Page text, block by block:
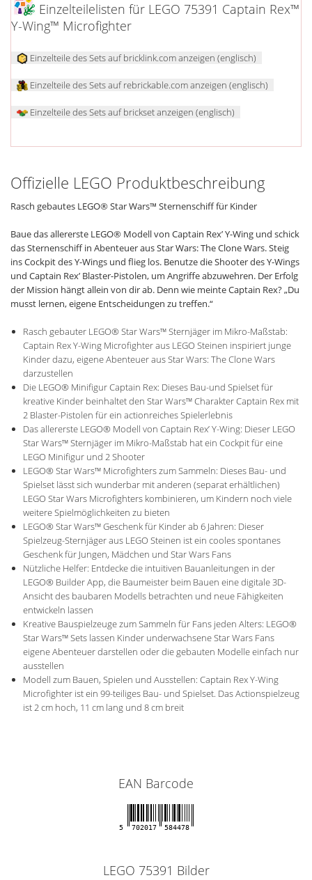
Einzelteilelisten für LEGO 75391 Captain Rex™
Y-Wing™ Microfighter
Einzelteile des Sets auf bricklink.com anzeigen (englisch)
Einzelteile des Sets auf rebrickable.com anzeigen (englisch)
Einzelteile des Sets auf brickset anzeigen (englisch)
Offizielle LEGO Produktbeschreibung
Rasch gebautes LEGO® Star Wars™ Sternenschiff für Kinder
Baue das allererste LEGO® Modell von Captain Rex’ Y-Wing und schick
das Sternenschiff in Abenteuer aus Star Wars: The Clone Wars. Steig
ins Cockpit des Y-Wings und flieg los. Benutze die Shooter des Y-Wings
und Captain Rex’ Blaster-Pistolen, um Angriffe abzuwehren. Der Erfolg
der Mission hängt allein von dir ab. Denn wie meinte Captain Rex? „Du
musst lernen, eigene Entscheidungen zu treffen.“
Rasch gebauter LEGO® Star Wars™ Sternjäger im Mikro-Maßstab:
Captain Rex Y-Wing Microfighter aus LEGO Steinen inspiriert junge
Kinder dazu, eigene Abenteuer aus Star Wars: The Clone Wars
darzustellen
Die LEGO® Minifigur Captain Rex: Dieses Bau-und Spielset für
kreative Kinder beinhaltet den Star Wars™ Charakter Captain Rex mit
2 Blaster-Pistolen für ein actionreiches Spielerlebnis
Das allererste LEGO® Modell von Captain Rex’ Y-Wing: Dieser LEGO
Star Wars™ Sternjäger im Mikro-Maßstab hat ein Cockpit für eine
LEGO Minifigur und 2 Shooter
LEGO® Star Wars™ Microfighters zum Sammeln: Dieses Bau- und
Spielset lässt sich wunderbar mit anderen (separat erhältlichen)
LEGO Star Wars Microfighters kombinieren, um Kindern noch viele
weitere Spielmöglichkeiten zu bieten
LEGO® Star Wars™ Geschenk für Kinder ab 6 Jahren: Dieser
Spielzeug-Sternjäger aus LEGO Steinen ist ein cooles spontanes
Geschenk für Jungen, Mädchen und Star Wars Fans
Nützliche Helfer: Entdecke die intuitiven Bauanleitungen in der
LEGO® Builder App, die Baumeister beim Bauen eine digitale 3D-
Ansicht des baubaren Modells betrachten und neue Fähigkeiten
entwickeln lassen
Kreative Bauspielzeuge zum Sammeln für Fans jeden Alters: LEGO®
Star Wars™ Sets lassen Kinder underwachsene Star Wars Fans
eigene Abenteuer darstellen oder die gebauten Modelle einfach nur
ausstellen
Modell zum Bauen, Spielen und Ausstellen: Captain Rex Y-Wing
Microfighter ist ein 99-teiliges Bau- und Spielset. Das Actionspielzeug
ist 2 cm hoch, 11 cm lang und 8 cm breit
EAN Barcode
5 702017 584478
LEGO 75391 Bilder